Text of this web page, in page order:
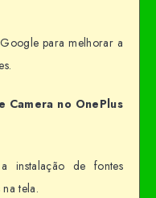
para melhorar a
Camera no OnePlus
instalação de fontes
tela.